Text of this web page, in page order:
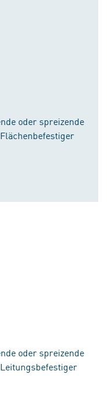
oder spreizende
oder spreizende